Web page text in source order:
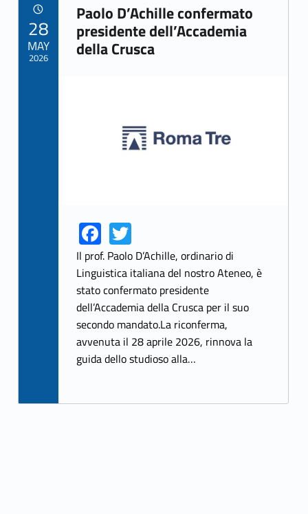
Link identifier archive #link-archive-45421
Paolo D’Achille confermato
presidente dell’Accademia
della Crusca
Link identifier share facebook archive #share-link-archive-61928Fa
ce
b
o
o
k
Link identifier share twitter archive #share-link-archive-59202T
w
itt
er
Il prof. Paolo D’Achille, ordinario di
Linguistica italiana del nostro Ateneo, è
stato confermato presidente
dell’Accademia della Crusca per il suo
secondo mandato.La riconferma,
avvenuta il 28 aprile 2026, rinnova la
guida dello studioso alla…
28
MAY
2026